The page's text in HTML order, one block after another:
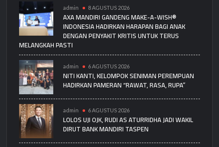
admin 8 AGUSTUS 2026
AXA MANDIRI GANDENG MAKE-A-WISH®
INDONESIA HADIRKAN HARAPAN BAGI ANAK
DENGAN PENYAKIT KRITIS UNTUK TERUS
MELANGKAH PASTI
admin 6 AGUSTUS 2026
NITI KANTI, KELOMPOK SENIMAN PEREMPUAN
HADIRKAN PAMERAN “RAWAT, RASA, RUPA”
admin 6 AGUSTUS 2026
LOLOS UJI OJK, RUDI AS ATURRIDHA JADI WAKIL
DIRUT BANK MANDIRI TASPEN